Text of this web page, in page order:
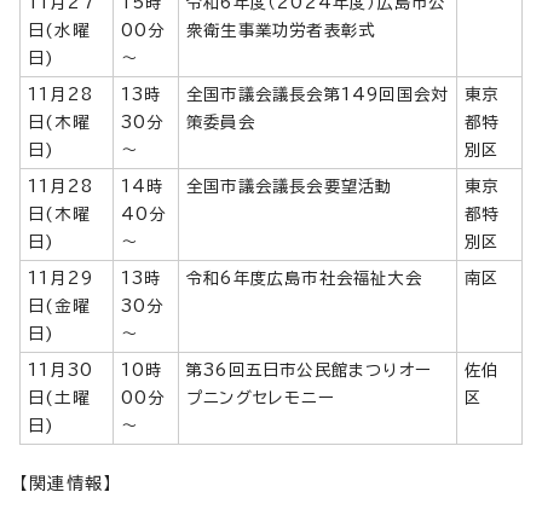
日(水曜
日)
00分
～
衆衛生事業功労者表彰式
11月28
日(木曜
日)
13時
30分
～
全国市議会議長会第149回国会対
策委員会
東京
都特
別区
11月28
日(木曜
日)
14時
40分
～
全国市議会議長会要望活動
東京
都特
別区
11月29
日(金曜
日)
13時
30分
～
令和6年度広島市社会福祉大会 南区
11月30
日(土曜
日)
10時
00分
～
第36回五日市公民館まつりオー
プニングセレモニー
佐伯
区
【関連情報】